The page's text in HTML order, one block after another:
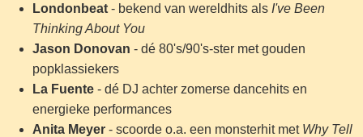
Londonbeat - bekend van wereldhits als I've Been
Thinking About You
Jason Donovan - dé 80's/90's-ster met gouden
popklassiekers
La Fuente - dé DJ achter zomerse dancehits en
energieke performances
Anita Meyer - scoorde o.a. een monsterhit met Why Tell